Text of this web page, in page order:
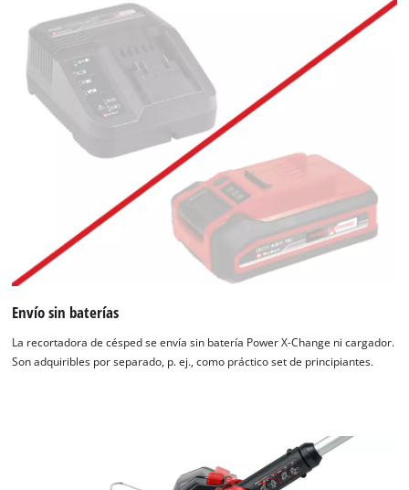
Envío sin baterías
La recortadora de césped se envía sin batería Power X-Change ni cargador.
Son adquiribles por separado, p. ej., como práctico set de principiantes.